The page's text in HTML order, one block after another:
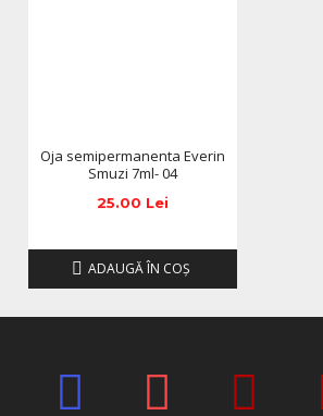
Oja semipermanenta Everin
Smuzi 7ml- 04
25.00 Lei
ADAUGĂ ÎN COŞ